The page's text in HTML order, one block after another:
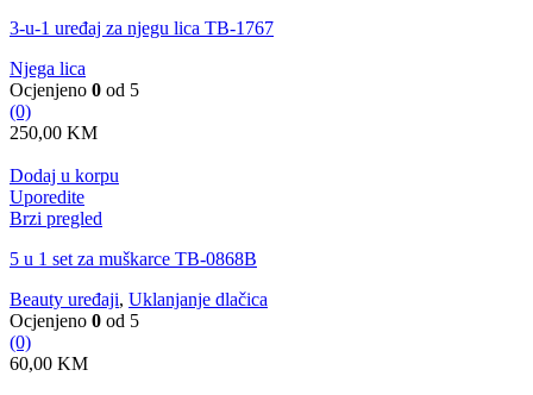
3-u-1 uređaj za njegu lica TB-1767
Njega lica
Ocjenjeno 0 od 5
(0)
250,00 KM
Dodaj u korpu
Uporedite
Brzi pregled
5 u 1 set za muškarce TB-0868B
Beauty uređaji, Uklanjanje dlačica
Ocjenjeno 0 od 5
(0)
60,00 KM